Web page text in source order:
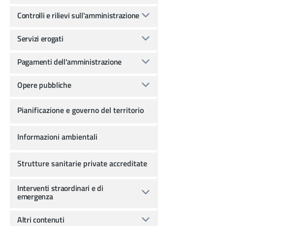
Controlli e rilievi sull'amministrazione
Servizi erogati
Pagamenti dell'amministrazione
Opere pubbliche
Pianificazione e governo del territorio
Informazioni ambientali
Strutture sanitarie private accreditate
Interventi straordinari e di
emergenza
Altri contenuti